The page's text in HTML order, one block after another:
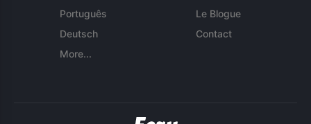
Português
Deutsch
More...
Le Blogue
Contact